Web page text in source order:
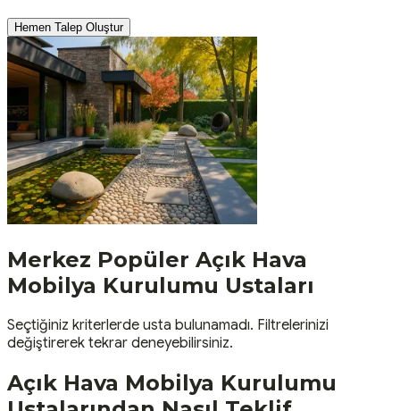
Hemen Talep Oluştur
Merkez Popüler Açık Hava
Mobilya Kurulumu Ustaları
Seçtiğiniz kriterlerde usta bulunamadı. Filtrelerinizi
değiştirerek tekrar deneyebilirsiniz.
Açık Hava Mobilya Kurulumu